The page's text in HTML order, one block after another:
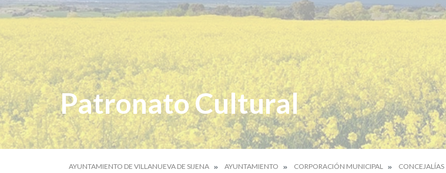
Patronato Cultural
AYUNTAMIENTO DE VILLANUEVA DE SIJENA AYUNTAMIENTO CORPORACIÓN MUNICIPAL CONCEJALÍAS